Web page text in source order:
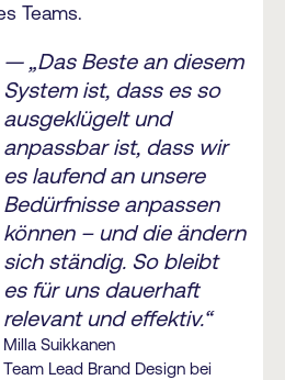
Teams.
— „Das Beste an diesem
System ist, dass es so
ausgeklügelt und
anpassbar ist, dass wir
es laufend an unsere
Bedürfnisse anpassen
können – und die ändern
sich ständig. So bleibt
es für uns dauerhaft
relevant und effektiv.“
Milla Suikkanen
Team Lead Brand Design bei